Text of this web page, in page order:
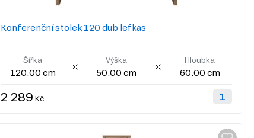
Konferenční stolek 120 dub lefkas
Šířka
120.00 cm
Výška
50.00 cm
Hloubka
60.00 cm
2 289 Kč